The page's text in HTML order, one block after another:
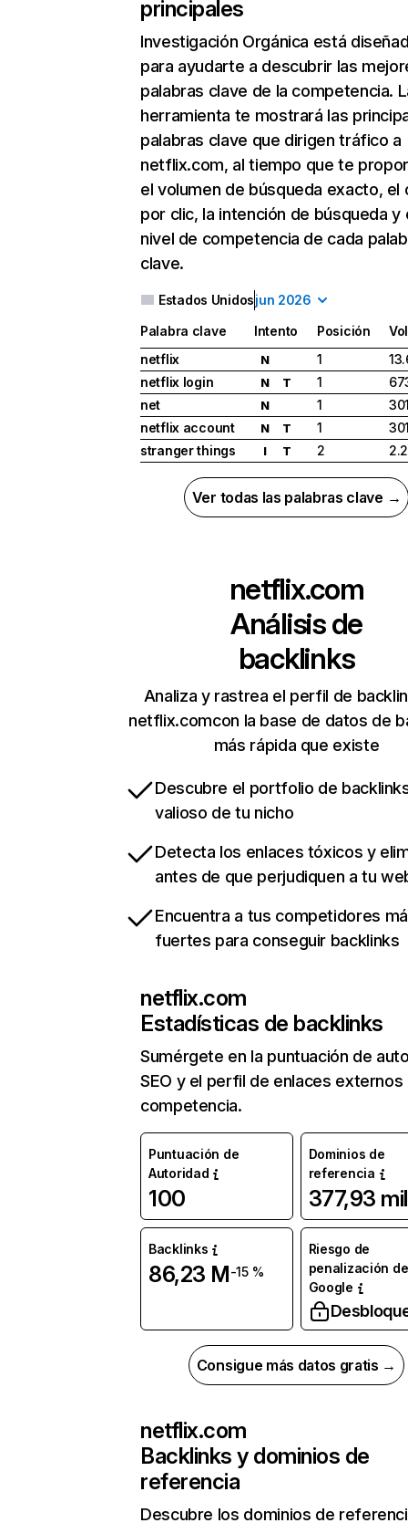
principales
Investigación Orgánica está
para ayudarte a descubrir las
palabras clave de la competencia.
herramienta te mostrará las
palabras clave que dirigen tráfico a
netflix.com, al tiempo que te
el volumen de búsqueda exacto, el
por clic, la intención de búsqueda y
nivel de competencia de cada
clave.
Estados Unidosjun 2026
Palabra clave Intento Posición
netflix
N 1
netflix login
N T 1
net
N 1
netflix account
N T 1
stranger things
I T 2
Ver todas las palabras clave →
netflix.com
Análisis de
backlinks
Analiza y rastrea el perfil de
netflix.comcon la base de datos de
más rápida que existe
Descubre el portfolio de
valioso de tu nicho
Detecta los enlaces tóxicos y
antes de que perjudiquen a tu
Encuentra a tus competidores
fuertes para conseguir backlinks
netflix.com
Estadísticas de backlinks
Sumérgete en la puntuación de
SEO y el perfil de enlaces externos
competencia.
Puntuación de
Autoridad
100
Dominios de
referencia
377,93 mil
Backlinks
86,23 M-15 %
Riesgo de
penalización de
Google
Consigue más datos gratis →
netflix.com
Backlinks y dominios de
referencia
Descubre los dominios de